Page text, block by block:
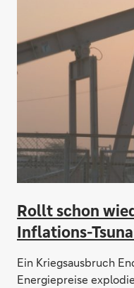
Rollt schon
Inflations-
Ein Kriegsausbruch
Energiepreise